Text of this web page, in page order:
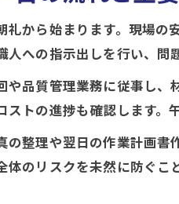
礼から始まります。現場
への指示出しを行い、問
や品質管理業務に従事し
ストの進捗も確認します。
の整理や翌日の作業計画
体のリスクを未然に防ぐこ